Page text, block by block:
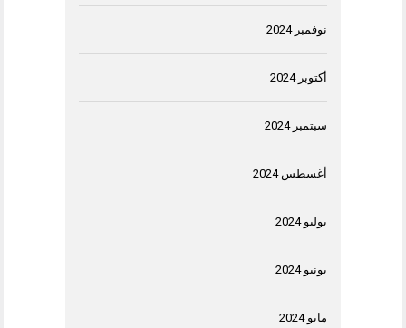
نوفمبر 2024
أكتوبر 2024
سبتمبر 2024
أغسطس 2024
يوليو 2024
يونيو 2024
مايو 2024